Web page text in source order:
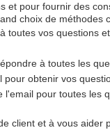
pour fournir des
choix de méthodes
toutes vos questions
à toutes les
obtenir vos
pour toutes les
client et à vous aider